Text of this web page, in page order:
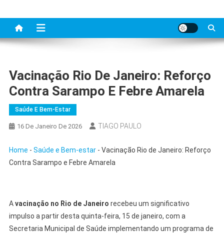
Vacinação Rio De Janeiro: Reforço
Contra Sarampo E Febre Amarela
Saúde E Bem-Estar
16 De Janeiro De 2026 TIAGO PAULO
Home - Saúde e Bem-estar- Vacinação Rio de Janeiro: Reforço
Contra Sarampo e Febre Amarela
Avacinação no Rio de Janeiro recebeu um significativo
impulso a partir desta quinta-feira, 15 de janeiro, com a
Secretaria Municipal de Saúde implementando um programa de